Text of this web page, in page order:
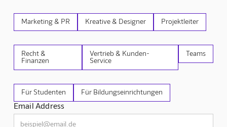
Marketing & PR Kreative & Designer Projektleiter
Recht &
Finanzen
Vertrieb & Kunden-
Service
Teams
Für Studenten Für Bildungseinrichtungen
Email Address